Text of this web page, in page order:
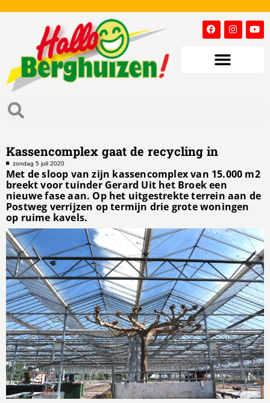
Kassencomplex gaat de recycling in
zondag 5 juli 2020
Met de sloop van zijn kassencomplex van 15.000 m2
breekt voor tuinder Gerard Uit het Broek een
nieuwe fase aan. Op het uitgestrekte terrein aan de
Postweg verrijzen op termijn drie grote woningen
op ruime kavels.